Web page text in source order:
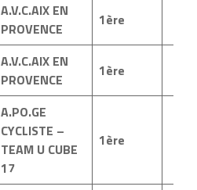
A.V.C.AIX EN
PROVENCE
1ère
A.V.C.AIX EN
PROVENCE
1ère
A.PO.GE
CYCLISTE –
TEAM U CUBE
17
1ère